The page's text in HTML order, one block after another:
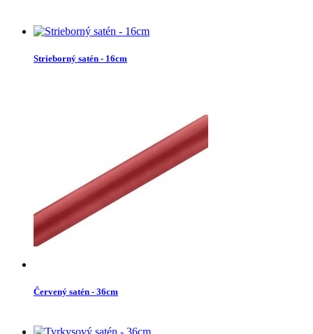
Strieborný satén - 16cm
Červený satén - 36cm